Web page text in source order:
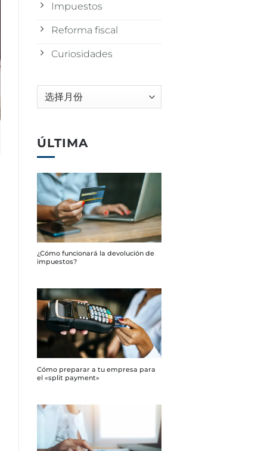
Impuestos
Reforma fiscal
Curiosidades
档
ÚLTIMA
¿Cómo funcionará la devolución de
impuestos?
Cómo preparar a tu empresa para
el «split payment»